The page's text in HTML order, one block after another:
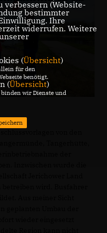
verbessern (Website-
bestimmter
Ihre
widerrufen. Weitere
(Übersicht)
für den
benötigt.
(Übersicht)
wir Dienste und